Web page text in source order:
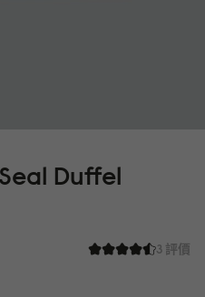
Duffel
3 評價